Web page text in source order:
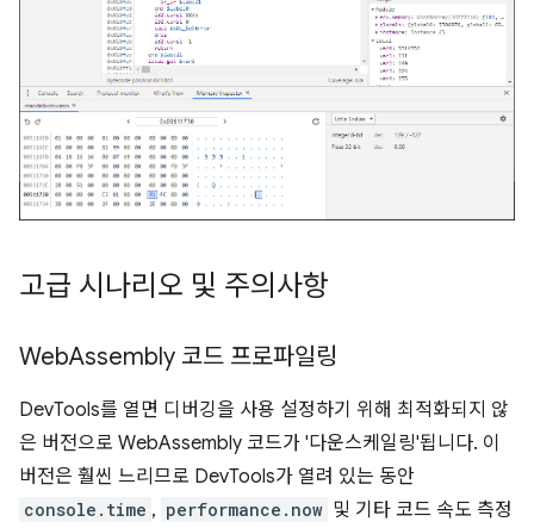
고급 시나리오 및 주의사항
WebAssembly 코드 프로파일링
DevTools를 열면 디버깅을 사용 설정하기 위해 최적화되지 않
은 버전으로 WebAssembly 코드가 '다운스케일링'됩니다. 이
버전은 훨씬 느리므로 DevTools가 열려 있는 동안
console.time , performance.now 및 기타 코드 속도 측정